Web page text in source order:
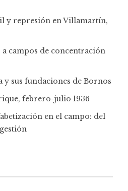
y represión en Villamartín,
campos de concentración
y sus fundaciones de Bornos
febrero-julio 1936
en el campo: del